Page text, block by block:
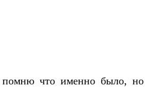
помню что именно было,